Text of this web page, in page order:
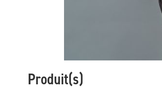
Produit(s)